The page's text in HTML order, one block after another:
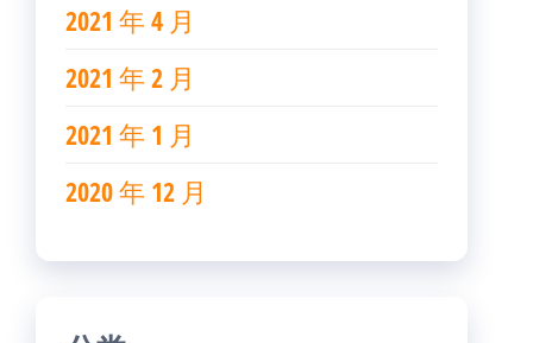
2021 年 4 月
2021 年 2 月
2021 年 1 月
2020 年 12 月